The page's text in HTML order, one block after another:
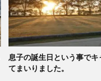
息子の誕生日という事でキ
てまいりました。